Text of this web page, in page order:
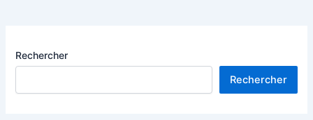
Rechercher
Rechercher